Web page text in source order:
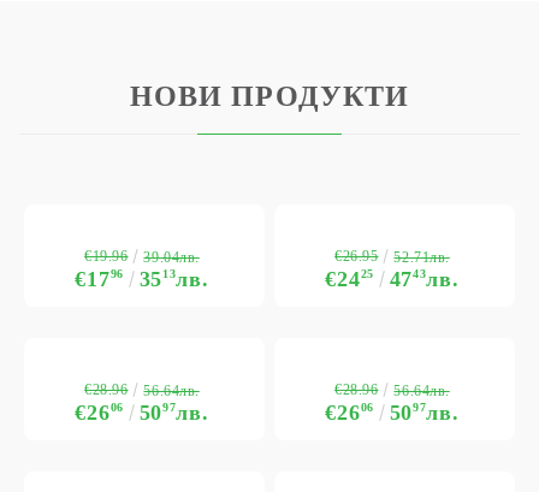
НОВИ ПРОДУКТИ
€1796 3513лв.
€19.96 39.04лв.
€2425 4743лв.
€26.95 52.71лв.
€2606 5097лв.
€28.96 56.64лв.
€2606 5097лв.
€28.96 56.64лв.